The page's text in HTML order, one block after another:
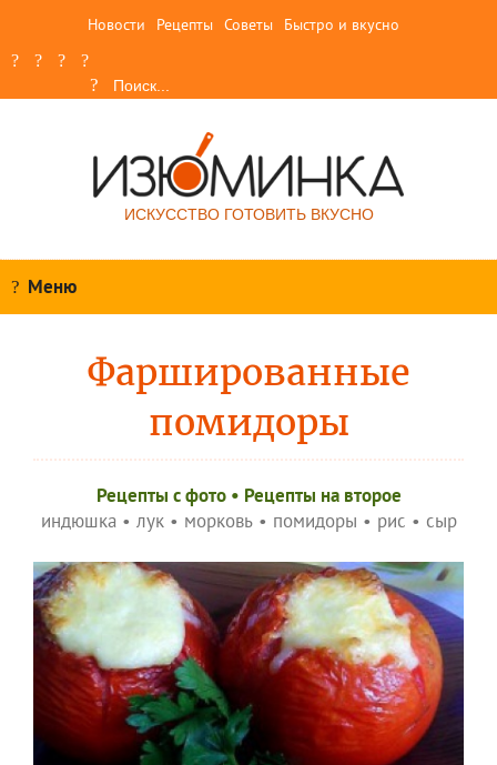
Новости Рецепты Советы Быстро и вкусно
ИСКУССТВО ГОТОВИТЬ ВКУСНО
Меню
Фаршированные
помидоры
Рецепты c фото• Рецепты на второе
индюшка• лук• морковь• помидоры • рис • сыр